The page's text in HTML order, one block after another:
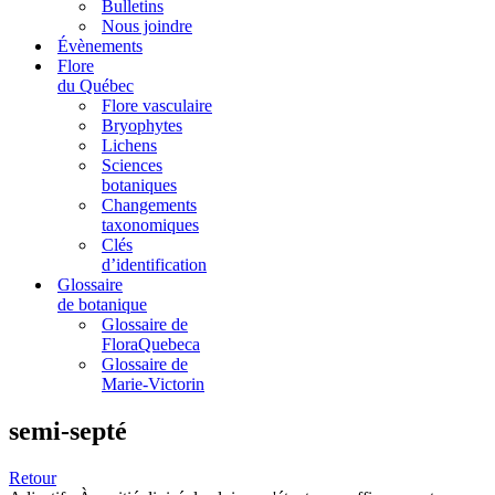
Bulletins
Nous joindre
Évènements
Flore
du Québec
Flore vasculaire
Bryophytes
Lichens
Sciences
botaniques
Changements
taxonomiques
Clés
d’identification
Glossaire
de botanique
Glossaire de
FloraQuebeca
Glossaire de
Marie-Victorin
semi-septé
Retour